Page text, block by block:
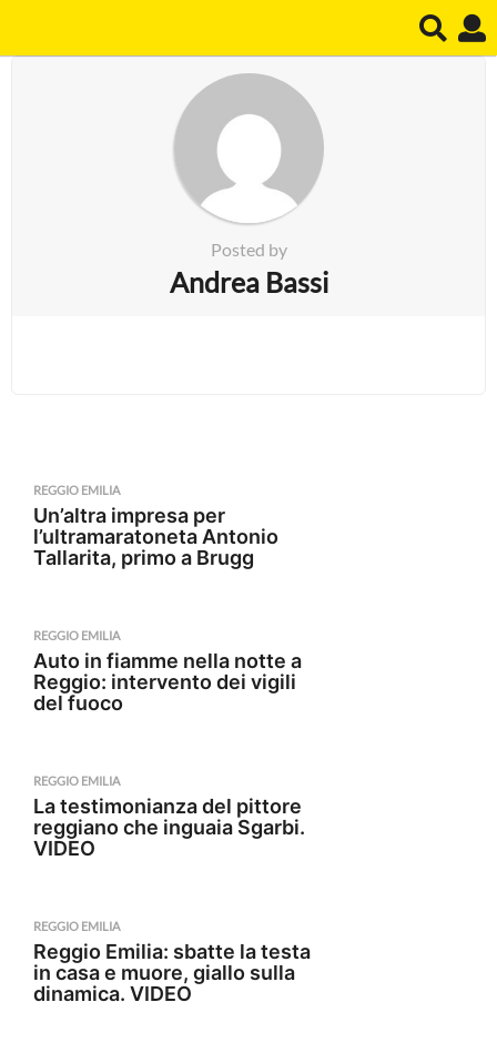
Posted by
Andrea Bassi
REGGIO EMILIA
Un’altra impresa per
l’ultramaratoneta Antonio
Tallarita, primo a Brugg
REGGIO EMILIA
Auto in fiamme nella notte a
Reggio: intervento dei vigili
del fuoco
REGGIO EMILIA
La testimonianza del pittore
reggiano che inguaia Sgarbi.
VIDEO
REGGIO EMILIA
Reggio Emilia: sbatte la testa
in casa e muore, giallo sulla
dinamica. VIDEO